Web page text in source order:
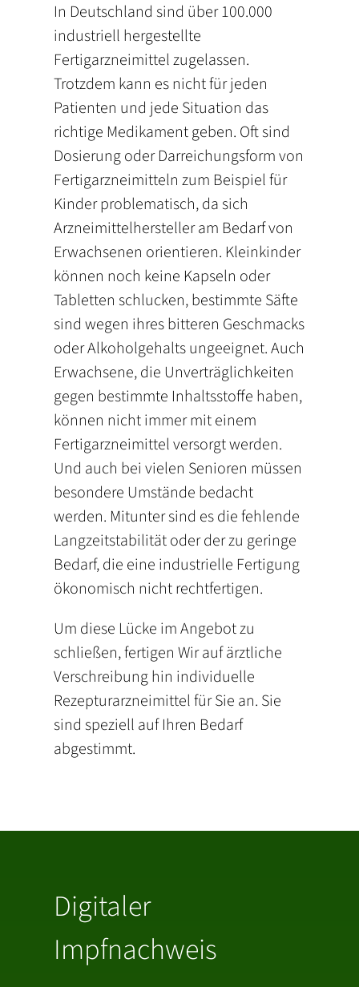
In Deutschland sind über 100.000
industriell hergestellte
Fertigarzneimittel zugelassen.
Trotzdem kann es nicht für jeden
Patienten und jede Situation das
richtige Medikament geben. Oft sind
Dosierung oder Darreichungsform von
Fertigarzneimitteln zum Beispiel für
Kinder problematisch, da sich
Arzneimittelhersteller am Bedarf von
Erwachsenen orientieren. Kleinkinder
können noch keine Kapseln oder
Tabletten schlucken, bestimmte Säfte
sind wegen ihres bitteren Geschmacks
oder Alkoholgehalts ungeeignet. Auch
Erwachsene, die Unverträglichkeiten
gegen bestimmte Inhaltsstoffe haben,
können nicht immer mit einem
Fertigarzneimittel versorgt werden.
Und auch bei vielen Senioren müssen
besondere Umstände bedacht
werden. Mitunter sind es die fehlende
Langzeitstabilität oder der zu geringe
Bedarf, die eine industrielle Fertigung
ökonomisch nicht rechtfertigen.
Um diese Lücke im Angebot zu
schließen, fertigen Wir auf ärztliche
Verschreibung hin individuelle
Rezepturarzneimittel für Sie an. Sie
sind speziell auf Ihren Bedarf
abgestimmt.
Digitaler
Impfnachweis